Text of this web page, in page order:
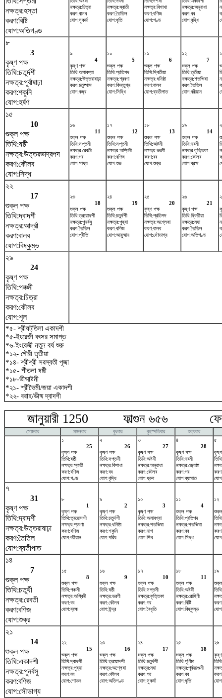
নক্ষত্র:হস্তা
করণ:বিষ্টি
যোগ:অতিগণ্ড
নক্ষত্র:চিত্রা
করণ:বালব
যোগ:সুকর্মা
নক্ষত্র:স্বাতী
করণ:তৈতিল
যোগ:ধৃতি
নক্ষত্র:বিশাখা
করণ:বণিজ
যোগ:গণ্ড
নক্ষত্র:অনুরাধা
করণ:বব
যোগ:বৃদ্ধি
৮
3
কৃষ্ণ পক্ষ
তিথি:চতুর্দশী
নক্ষত্র:পূর্বাষাঢ়া
করণ:শকুনি
যোগ:হর্ষণ
৯
4
কৃষ্ণ পক্ষ
তিথি:অমাবশ্যা
নক্ষত্র:উত্তরাষাঢ়া
করণ:চতুষ্পাদ
যোগ:বজ্র
১০
5
শুক্ল পক্ষ
তিথি:প্রতিপদ
নক্ষত্র:শ্রবণা
করণ:কিন্তুগ্ন
যোগ:সিদ্ধি
১১
6
শুক্ল পক্ষ
তিথি:দ্বিতীয়া
নক্ষত্র:ধনিষ্ঠা
করণ:বালব
যোগ:ব্যতীপাত
১২
7
শুক্ল পক্ষ
তিথি:তৃতীয়া
নক্ষত্র:শতভিষ‌া
করণ:তৈতিল
যোগ:বরীয়ান
১৫
10
শুক্ল পক্ষ
তিথি:ষষ্ঠী
নক্ষত্র:উত্তরভাদ্রপদ
করণ:কৌলব
যোগ:সিদ্ধ
১৬
11
শুক্ল পক্ষ
তিথি:সপ্তমী
নক্ষত্র:রেবতী
করণ:গর
যোগ:সাধ্য
১৭
12
শুক্ল পক্ষ
তিথি:সপ্তমী
নক্ষত্র:অশ্বিনী
করণ:বণিজ
যোগ:শুভ
১৮
13
শুক্ল পক্ষ
তিথি:অষ্টমী
নক্ষত্র:ভরণী
করণ:বব
যোগ:শুক্র
১৯
14
শুক্ল পক্ষ
তিথি:নবমী
নক্ষত্র:কৃত্তিকা
করণ:কৌলব
যোগ:ব্রহ্ম
২২
17
শুক্ল পক্ষ
তিথি:দ্বাদশী
নক্ষত্র:আর্দ্রা
করণ:বালব
যোগ:বিষ্কুম্ভ
২৩
18
শুক্ল পক্ষ
তিথি:ত্রয়োদশী
নক্ষত্র:পুনর্বসু
করণ:তৈতিল
যোগ:প্রীতি
২৪
19
শুক্ল পক্ষ
তিথি:চতুর্দশী
নক্ষত্র:পুষ্যা
করণ:বণিজ
যোগ:আয়ুষ্মান
২৫
20
কৃষ্ণ পক্ষ
তিথি:প্রতিপদ
নক্ষত্র:অশ্লেষা
করণ:বালব
যোগ:সৌভাগ্য
২৬
21
কৃষ্ণ পক্ষ
তিথি:দ্বিতীয়া
নক্ষত্র:মঘা
করণ:তৈতিল
যোগ:অতিগণ্ড
২৯
24
কৃষ্ণ পক্ষ
তিথি:পঞ্চমী
নক্ষত্র:চিত্রা
করণ:কৌলব
যোগ:শূল
*৫- শ্রীষট্‌তিলা একাদশী
*৫-ইংরেজী বৎসর সমাপ্ত
*৬-ইংরেজী নতুন বর্ষ শুরু
*১২- গৌরী তৃতীয়া
*১৪- শ্রীশ্রী সরস্বতী পূজা
*১৫- শীতলা ষষ্ঠী
*১৮-ভীষ্মাষ্টমী
*২১- শ্রীভৈমী/জয়া একাদশী
*২২- বরাহ/ভীষ্ম দ্বাদশী
জানুয়ারী 1250 ফাল্গুন ৬৫৬
সোমবার মঙ্গলবার বুধবার বৃহস্পতিবার
শুক্রবার
১
25
কৃষ্ণ পক্ষ
তিথি:ষষ্ঠী
নক্ষত্র:স্বাতী
করণ:বণিজ
যোগ:গণ্ড
২
26
কৃষ্ণ পক্ষ
তিথি:সপ্তমী
নক্ষত্র:বিশাখা
করণ:বব
যোগ:বৃদ্ধি
৩
27
কৃষ্ণ পক্ষ
তিথি:অষ্টমী
নক্ষত্র:অনুরাধা
করণ:কৌলব
যোগ:ধ্রুব
৪
28
কৃষ্ণ পক্ষ
তিথি:নবমী
নক্ষত্র:জ্যেষ্ঠা
করণ:গর
যোগ:ব্যাঘাত
৫
৭
31
কৃষ্ণ পক্ষ
তিথি:দ্বাদশী
নক্ষত্র:উত্তরাষাঢ়া
করণ:তৈতিল
যোগ:ব্যতীপাত
৮
1
কৃষ্ণ পক্ষ
তিথি:ত্রয়োদশী
নক্ষত্র:শ্রবণা
করণ:বণিজ
যোগ:বরীয়ান
৯
2
কৃষ্ণ পক্ষ
তিথি:চতুর্দশী
নক্ষত্র:ধনিষ্ঠা
করণ:শকুনি
যোগ:পরিঘ
১০
3
কৃষ্ণ পক্ষ
তিথি:অমাবশ্যা
নক্ষত্র:শতভিষ‌া
করণ:নাগ
যোগ:শিব
১১
4
শুক্ল পক্ষ
তিথি:প্রতিপদ
নক্ষত্র:শতভিষ‌া
করণ:বব
যোগ:সিদ্ধ
১২
১৪
7
শুক্ল পক্ষ
তিথি:চতুর্থী
নক্ষত্র:রেবতী
করণ:বণিজ
যোগ:শুক্র
১৫
8
শুক্ল পক্ষ
তিথি:পঞ্চমী
নক্ষত্র:অশ্বিনী
করণ:বব
যোগ:ব্রহ্ম
১৬
9
শুক্ল পক্ষ
তিথি:ষষ্ঠী
নক্ষত্র:ভরণী
করণ:কৌলব
যোগ:ইন্দ্র
১৭
10
শুক্ল পক্ষ
তিথি:সপ্তমী
নক্ষত্র:কৃত্তিকা
করণ:গর
যোগ:বৈধৃতি
১৮
11
শুক্ল পক্ষ
তিথি:অষ্টমী
নক্ষত্র:রোহিণী
করণ:বিষ্টি
যোগ:বিষ্কুম্ভ
১৯
২১
14
শুক্ল পক্ষ
তিথি:একাদশী
নক্ষত্র:পুনর্বসু
করণ:বণিজ
যোগ:সৌভাগ্য
২২
15
শুক্ল পক্ষ
তিথি:দ্বাদশী
নক্ষত্র:পুষ্যা
করণ:বব
যোগ:শোভন
২৩
16
শুক্ল পক্ষ
তিথি:ত্রয়োদশী
নক্ষত্র:অশ্লেষা
করণ:কৌলব
যোগ:অতিগণ্ড
২৪
17
শুক্ল পক্ষ
তিথি:চতুর্দশী
নক্ষত্র:মঘা
করণ:গর
যোগ:সুকর্মা
২৫
18
শুক্ল পক্ষ
তিথি:পূর্ণিমা
নক্ষত্র:পূর্বফাল্গুনী
করণ:বব
যোগ:ধৃতি
২৬